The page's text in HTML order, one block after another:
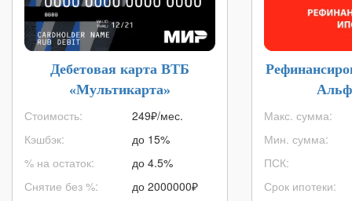
Дебетовая карта ВТБ
«Мультикарта»
Стоимость:
Кэшбэк:
% на остаток:
Снятие без %:
249₽/мес.
до 15%
до 4.5%
до 2000000₽
Макс. сумма:
Мин. сумма:
ПСК:
Срок ипотеки: